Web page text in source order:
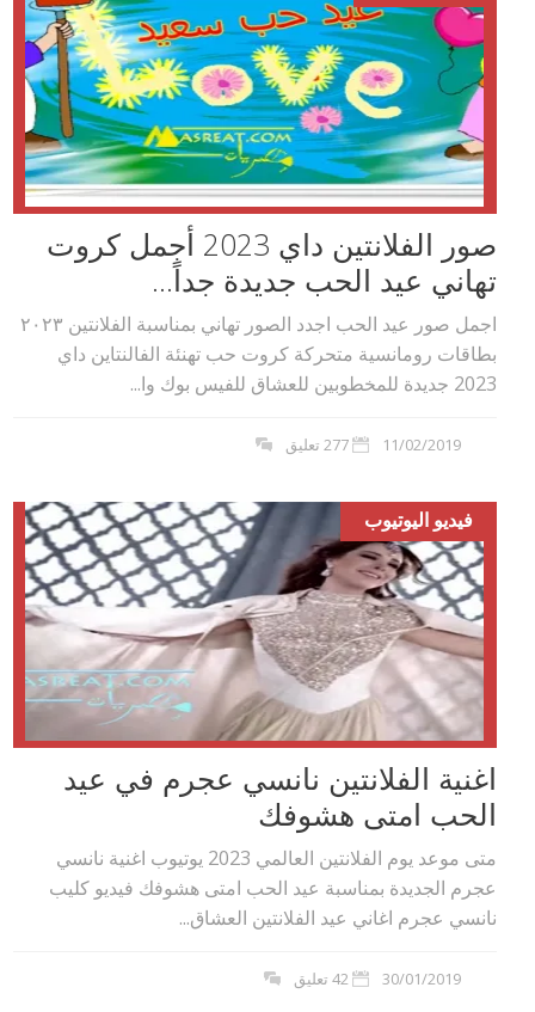
صور الفلانتين داي 2023 أجمل كروت
تهاني عيد الحب جديدة جداً...
اجمل صور عيد الحب اجدد الصور تهاني بمناسبة الفلانتين ٢٠٢۳
بطاقات رومانسية متحركة كروت حب تهنئة الفالنتاين داي
2023 جديدة للمخطوبين للعشاق للفيس بوك وا...
11/02/2019 277 تعليق
فيديو اليوتيوب
اغنية الفلانتين نانسي عجرم في عيد
الحب امتى هشوفك
متى موعد يوم الفلانتين العالمي 2023 يوتيوب اغنية نانسي
عجرم الجديدة بمناسبة عيد الحب امتى هشوفك فيديو كليب
نانسي عجرم اغاني عيد الفلانتين العشاق...
30/01/2019 42 تعليق